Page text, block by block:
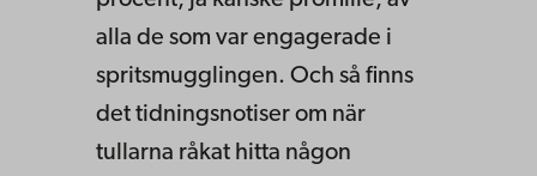
alla de som var engagerade i
spritsmugglingen. Och så finns
det tidningsnotiser om när
tullarna råkat hitta någon